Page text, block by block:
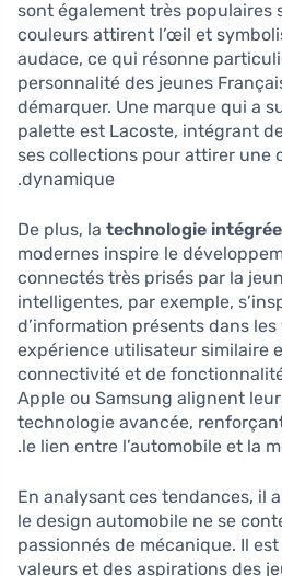
sont également très populaires
couleurs attirent l’œil et
audace, ce qui résonne
personnalité des jeunes
démarquer. Une marque qui a
palette est Lacoste, intégrant
ses collections pour attirer une
dynamique.
De plus, la technologie intégrée
modernes inspire le
connectés très prisés par la
intelligentes, par exemple,
d’information présents dans
expérience utilisateur similaire
connectivité et de
Apple ou Samsung alignent
technologie avancée,
le lien entre l’automobile et la
En analysant ces tendances, il
le design automobile ne se
passionnés de mécanique. Il
valeurs et des aspirations des